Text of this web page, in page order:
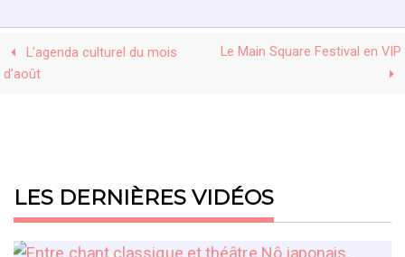
L’agenda culturel du mois
d’août
Le Main Square Festival en VIP
LES DERNIÈRES VIDÉOS